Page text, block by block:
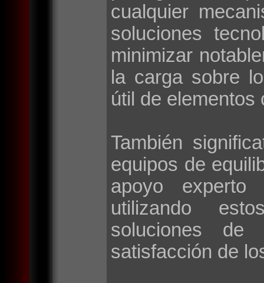
cualquier
soluciones
minimizar
la carga sobre
útil de elementos
También
equipos de
apoyo experto
utilizando
soluciones de
satisfacción de